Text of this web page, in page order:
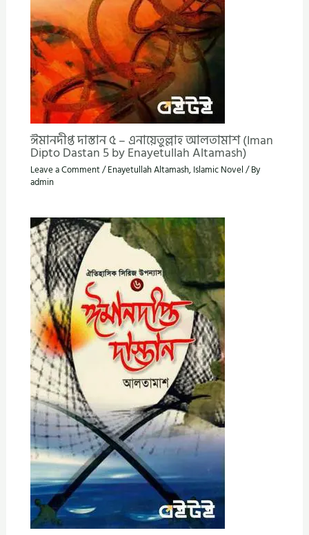
ঈমানদীপ্ত দাস্তান ৫ – এনায়েতুল্লাহ আলতামাশ (Iman
Dipto Dastan 5 by Enayetullah Altamash)
Leave a Comment/Enayetullah Altamash, Islamic Novel / By
admin